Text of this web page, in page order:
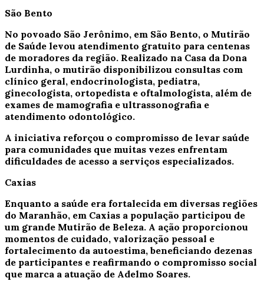
São Bento
No povoado São Jerônimo, em São Bento, o Mutirão
de Saúde levou atendimento gratuito para centenas
de moradores da região. Realizado na Casa da Dona
Lurdinha, o mutirão disponibilizou consultas com
clínico geral, endocrinologista, pediatra,
ginecologista, ortopedista e oftalmologista, além de
exames de mamografia e ultrassonografia e
atendimento odontológico.
A iniciativa reforçou o compromisso de levar saúde
para comunidades que muitas vezes enfrentam
dificuldades de acesso a serviços especializados.
Caxias
Enquanto a saúde era fortalecida em diversas regiões
do Maranhão, em Caxias a população participou de
um grande Mutirão de Beleza. A ação proporcionou
momentos de cuidado, valorização pessoal e
fortalecimento da autoestima, beneficiando dezenas
de participantes e reafirmando o compromisso social
que marca a atuação de Adelmo Soares.